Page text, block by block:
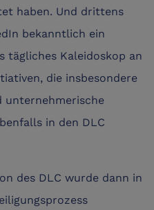
haben. Und drittens
bekanntlich ein
tägliches Kaleidoskop an
die insbesondere
unternehmerische
in den DLC
des DLC wurde dann in